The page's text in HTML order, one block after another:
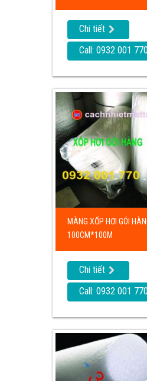
Chi tiết
Call: 0932 001 770
MÀNG XỐP HƠI GÓI
100CM*100M
Chi tiết
Call: 0932 001 770